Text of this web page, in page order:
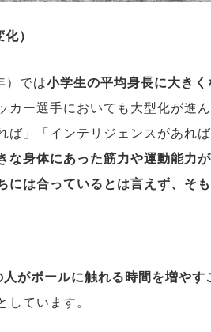
）
）では小学生の平均身長に大きく
カー選手においても大型化が進
ば」「インテリジェンスがあれ
な身体にあった筋力や運動能力
には合っているとは言えず、そ
人がボールに触れる時間を増や
しています。